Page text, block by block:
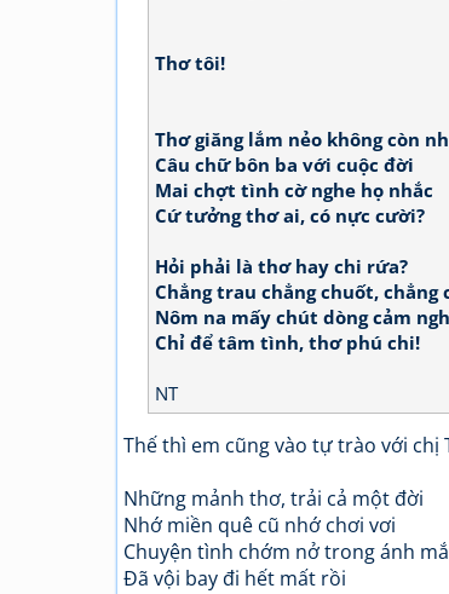
Thơ tôi!
Thơ giăng lắm nẻo không còn
Câu chữ bôn ba với cuộc đời
Mai chợt tình cờ nghe họ nhắc
Cứ tưởng thơ ai, có nực cười?
Hỏi phải là thơ hay chi rứa?
Chẳng trau chẳng chuốt, chẳng
Nôm na mấy chút dòng cảm
Chỉ để tâm tình, thơ phú chi!
NT
Thế thì em cũng vào tự trào với chị
Những mảnh thơ, trải cả một đời
Nhớ miền quê cũ nhớ chơi vơi
Chuyện tình chớm nở trong ánh
Đã vội bay đi hết mất rồi